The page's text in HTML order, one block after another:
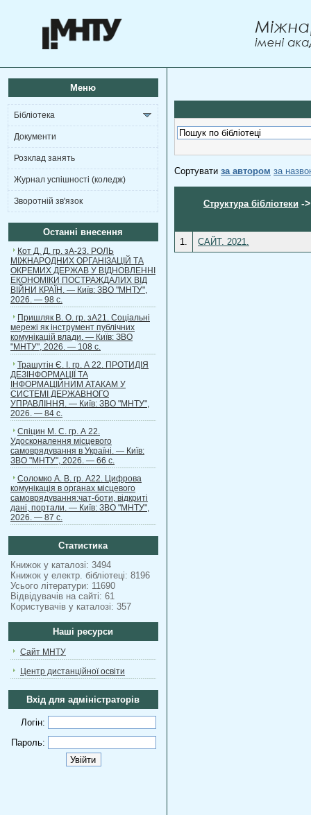
Меню
Бібліотека
Документи
Розклад занять
Журнал успішності (коледж)
Зворотній зв'язок
Останні внесення
Кот Д. Д. гр. зА-23. РОЛЬ
МІЖНАРОДНИХ ОРГАНІЗАЦІЙ ТА
ОКРЕМИХ ДЕРЖАВ У ВІДНОВЛЕННІ
ЕКОНОМІКИ ПОСТРАЖДАЛИХ ВІД
ВІЙНИ КРАЇН. — Київ: ЗВО "МНТУ",
2026. — 98 с.
Пришляк В. О. гр. зА21. Соціальні
мережі як інструмент публічних
комунікацій влади. — Київ: ЗВО
"МНТУ", 2026. — 108 с.
Трашутін Є. І. гр. А 22. ПРОТИДІЯ
ДЕЗІНФОРМАЦІЇ ТА
ІНФОРМАЦІЙНИМ АТАКАМ У
СИСТЕМІ ДЕРЖАВНОГО
УПРАВЛІННЯ. — Київ: ЗВО "МНТУ",
2026. — 84 с.
Спіцин М. С. гр. А 22.
Удосконалення місцевого
самоврядування в Україні. — Київ:
ЗВО "МНТУ", 2026. — 66 с.
Соломко А. В. гр. А22. Цифрова
комунікація в органах місцевого
самоврядування:чат-боти, відкриті
дані, портали. — Київ: ЗВО "МНТУ",
2026. — 87 с.
Статистика
Книжок у каталозі: 3494
Книжок у електр. бібліотеці: 8196
Усього літератури: 11690
Відвідувачів на сайті: 61
Користувачів у каталозі: 357
Наші ресурси
Сайт МНТУ
Центр дистанційної освіти
Вхід для адміністраторів
Логін:
Пароль:
Сортувати за автором за
Структура бібліотеки -
1. САЙТ. 2021.